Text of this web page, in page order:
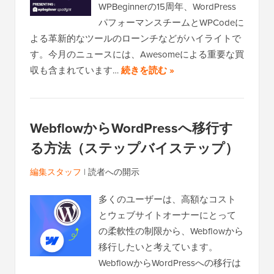
WPBeginnerの15周年、WordPress
パフォーマンスチームとWPCodeに
よる革新的なツールのローンチなどがハイライトで
す。今月のニュースには、Awesomeによる重要な買
収も含まれています…続きを読む »
WebflowからWordPressへ移行す
る方法（ステップバイステップ）
編集スタッフ | 読者への開示
多くのユーザーは、高額なコスト
とウェブサイトオーナーにとって
の柔軟性の制限から、Webflowから
移行したいと考えています。
WebflowからWordPressへの移行は